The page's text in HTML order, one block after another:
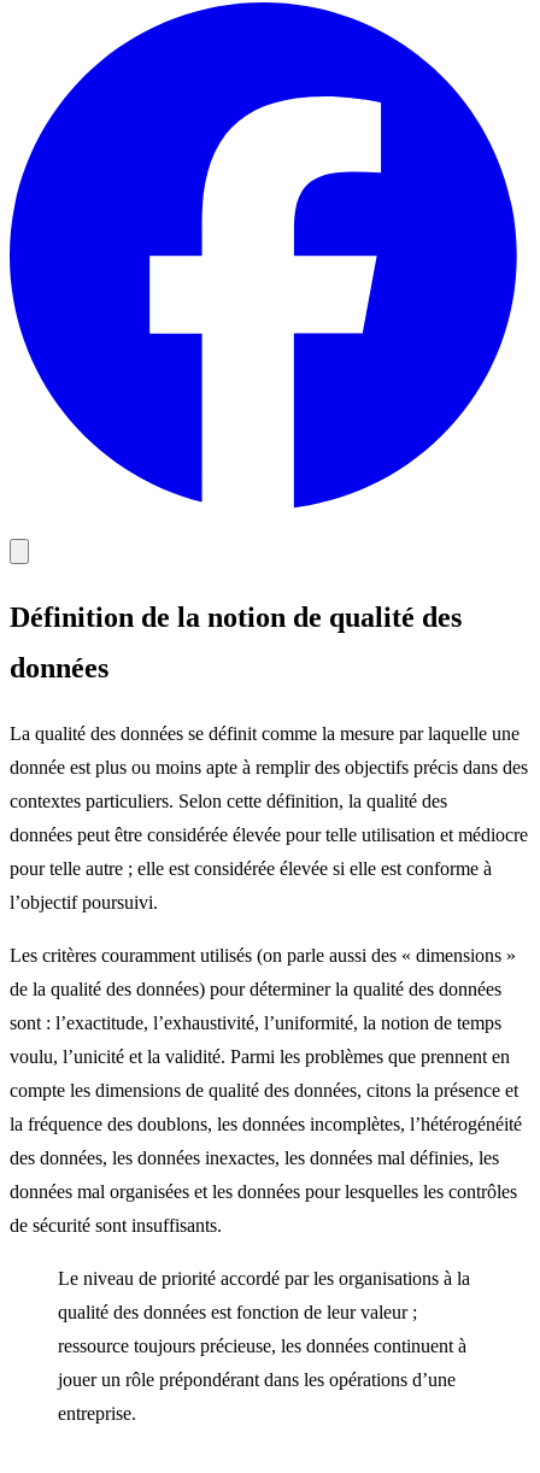
Définition de la notion de qualité des
données
La qualité des données se définit comme la mesure par laquelle une
donnée est plus ou moins apte à remplir des objectifs précis dans des
contextes particuliers. Selon cette définition, la qualité des
données peut être considérée élevée pour telle utilisation et médiocre
pour telle autre ; elle est considérée élevée si elle est conforme à
l’objectif poursuivi.
Les critères couramment utilisés (on parle aussi des « dimensions »
de la qualité des données) pour déterminer la qualité des données
sont : l’exactitude, l’exhaustivité, l’uniformité, la notion de temps
voulu, l’unicité et la validité. Parmi les problèmes que prennent en
compte les dimensions de qualité des données, citons la présence et
la fréquence des doublons, les données incomplètes, l’hétérogénéité
des données, les données inexactes, les données mal définies, les
données mal organisées et les données pour lesquelles les contrôles
de sécurité sont insuffisants.
Le niveau de priorité accordé par les organisations à la
qualité des données est fonction de leur valeur ;
ressource toujours précieuse, les données continuent à
jouer un rôle prépondérant dans les opérations d’une
entreprise.